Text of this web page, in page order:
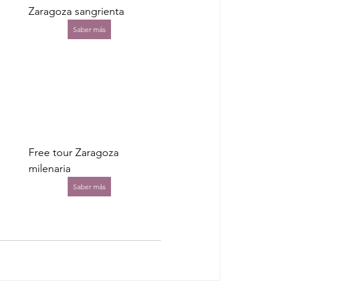
Zaragoza sangrienta
Saber más
Free tour Zaragoza
milenaria
Saber más